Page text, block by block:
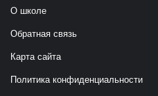
О школе
Обратная связь
Карта сайта
Политика конфиденциальности